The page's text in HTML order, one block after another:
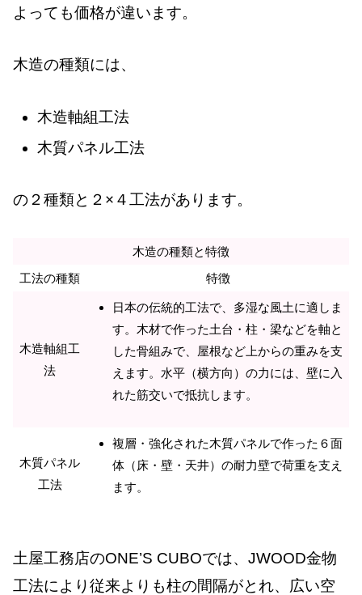
よっても価格が違います。
木造の種類には、
木造軸組工法
木質パネル工法
の２種類と２×４工法があります。
木造の種類と特徴
工法の種類
特徴
木造軸組工
法
日本の伝統的工法で、多湿な風土に適しま
す。木材で作った土台・柱・梁などを軸と
した骨組みで、屋根など上からの重みを支
えます。水平（横方向）の力には、壁に入
れた筋交いで抵抗します。
木質パネル
工法
複層・強化された木質パネルで作った６面
体（床・壁・天井）の耐力壁で荷重を支え
ます。
土屋工務店のONE’S CUBOでは、JWOOD金物
工法により従来よりも柱の間隔がとれ、広い空